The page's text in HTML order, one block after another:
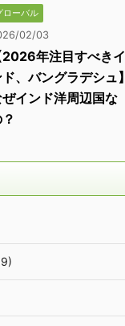
ローバル
02/03
2026年注目すべきイ
ド、バングラデシュ】
インド洋周辺国な